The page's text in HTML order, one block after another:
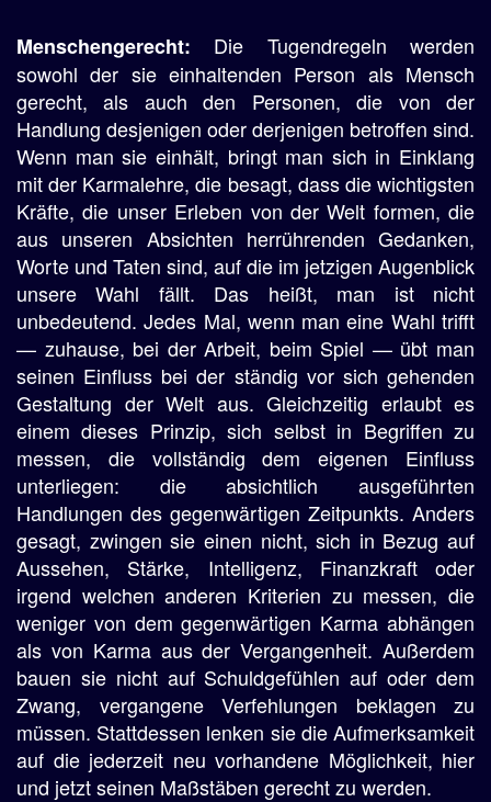
Menschengerecht: Die Tugendregeln werden
sowohl der sie einhaltenden Person als Mensch
gerecht, als auch den Personen, die von der
Handlung desjenigen oder derjenigen betroffen sind.
Wenn man sie einhält, bringt man sich in Einklang
mit der Karmalehre, die besagt, dass die wichtigsten
Kräfte, die unser Erleben von der Welt formen, die
aus unseren Absichten herrührenden Gedanken,
Worte und Taten sind, auf die im jetzigen Augenblick
unsere Wahl fällt. Das heißt, man ist nicht
unbedeutend. Jedes Mal, wenn man eine Wahl trifft
— zuhause, bei der Arbeit, beim Spiel — übt man
seinen Einfluss bei der ständig vor sich gehenden
Gestaltung der Welt aus. Gleichzeitig erlaubt es
einem dieses Prinzip, sich selbst in Begriffen zu
messen, die vollständig dem eigenen Einfluss
unterliegen: die absichtlich ausgeführten
Handlungen des gegenwärtigen Zeitpunkts. Anders
gesagt, zwingen sie einen nicht, sich in Bezug auf
Aussehen, Stärke, Intelligenz, Finanzkraft oder
irgend welchen anderen Kriterien zu messen, die
weniger von dem gegenwärtigen Karma abhängen
als von Karma aus der Vergangenheit. Außerdem
bauen sie nicht auf Schuldgefühlen auf oder dem
Zwang, vergangene Verfehlungen beklagen zu
müssen. Stattdessen lenken sie die Aufmerksamkeit
auf die jederzeit neu vorhandene Möglichkeit, hier
und jetzt seinen Maßstäben gerecht zu werden.